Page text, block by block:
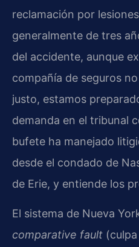
reclamación por
generalmente de tres
del accidente, aunque
compañía de seguros
justo, estamos
demanda en el tribunal
bufete ha manejado
desde el condado de
de Erie, y entiende los
El sistema de Nueva
comparative fault